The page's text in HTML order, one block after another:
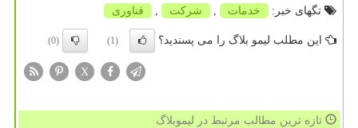
تگهای خبر:
خدمات , شركت , فناوری
این مطلب لیمو بلاگ را می پسندید؟ (1)
(0)
X
تازه ترین مطالب مرتبط در لیموبلاگ